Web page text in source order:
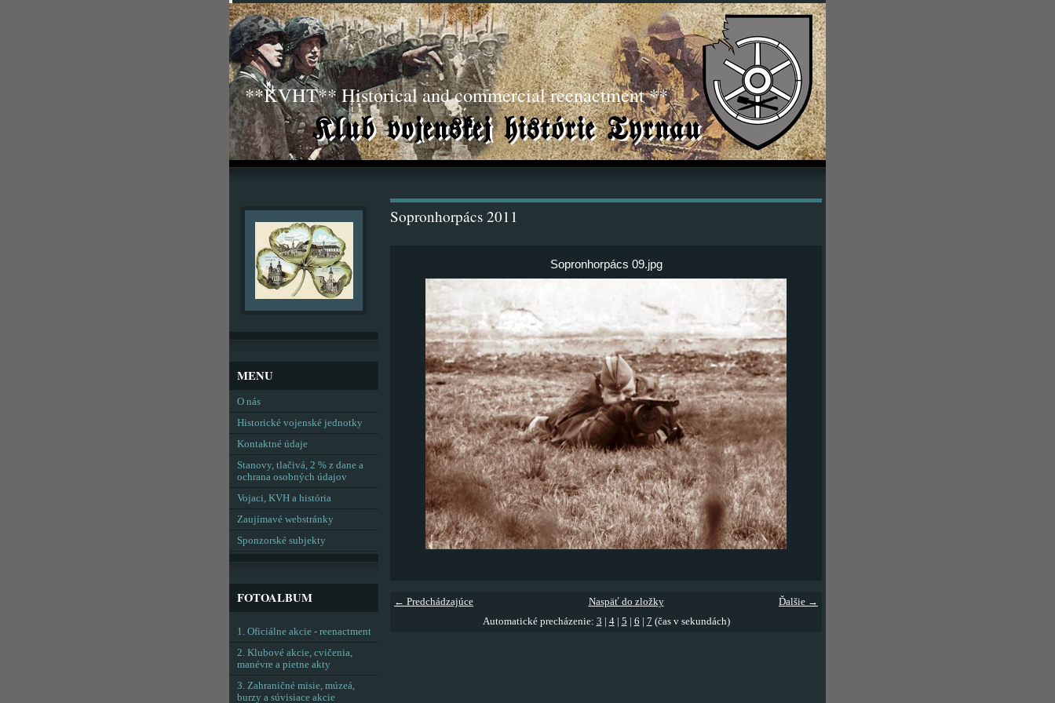
**KVHT** Historical and commercial reenactment **
Sopronhorpács 2011
Sopronhorpács 09.jpg
← Predchádzajúce Ďalšie →
Naspäť do zložky
Automatické precházenie: 3 4| 5 6 7 (čas v sekundách)
MENU
O nás
Historické vojenské jednotky
Kontaktné údaje
Stanovy, tlačivá, 2 % z dane a
ochrana osobných údajov
Vojaci, KVH a história
Zaujímavé webstránky
Sponzorské subjekty
FOTOALBUM
1. Oficiálne akcie - reenactment
2. Klubové akcie, cvičenia,
manévre a pietne akty
3. Zahraničné misie, múzeá,
burzy a súvisiace akcie